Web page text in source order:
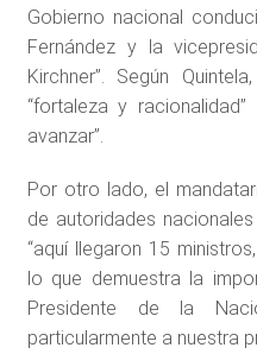
Gobierno nacional
Fernández y la
Kirchner”. Según
“fortaleza y
avanzar”.
Por otro lado, el
de autoridades
“aquí llegaron 15
lo que demuestra la
Presidente de la
particularmente a nuestra